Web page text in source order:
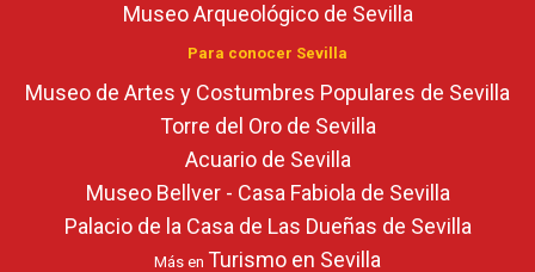
Museo Arqueológico de Sevilla
Para conocer Sevilla
Museo de Artes y Costumbres Populares de Sevilla
Torre del Oro de Sevilla
Acuario de Sevilla
Museo Bellver - Casa Fabiola de Sevilla
Palacio de la Casa de Las Dueñas de Sevilla
Más en Turismo en Sevilla